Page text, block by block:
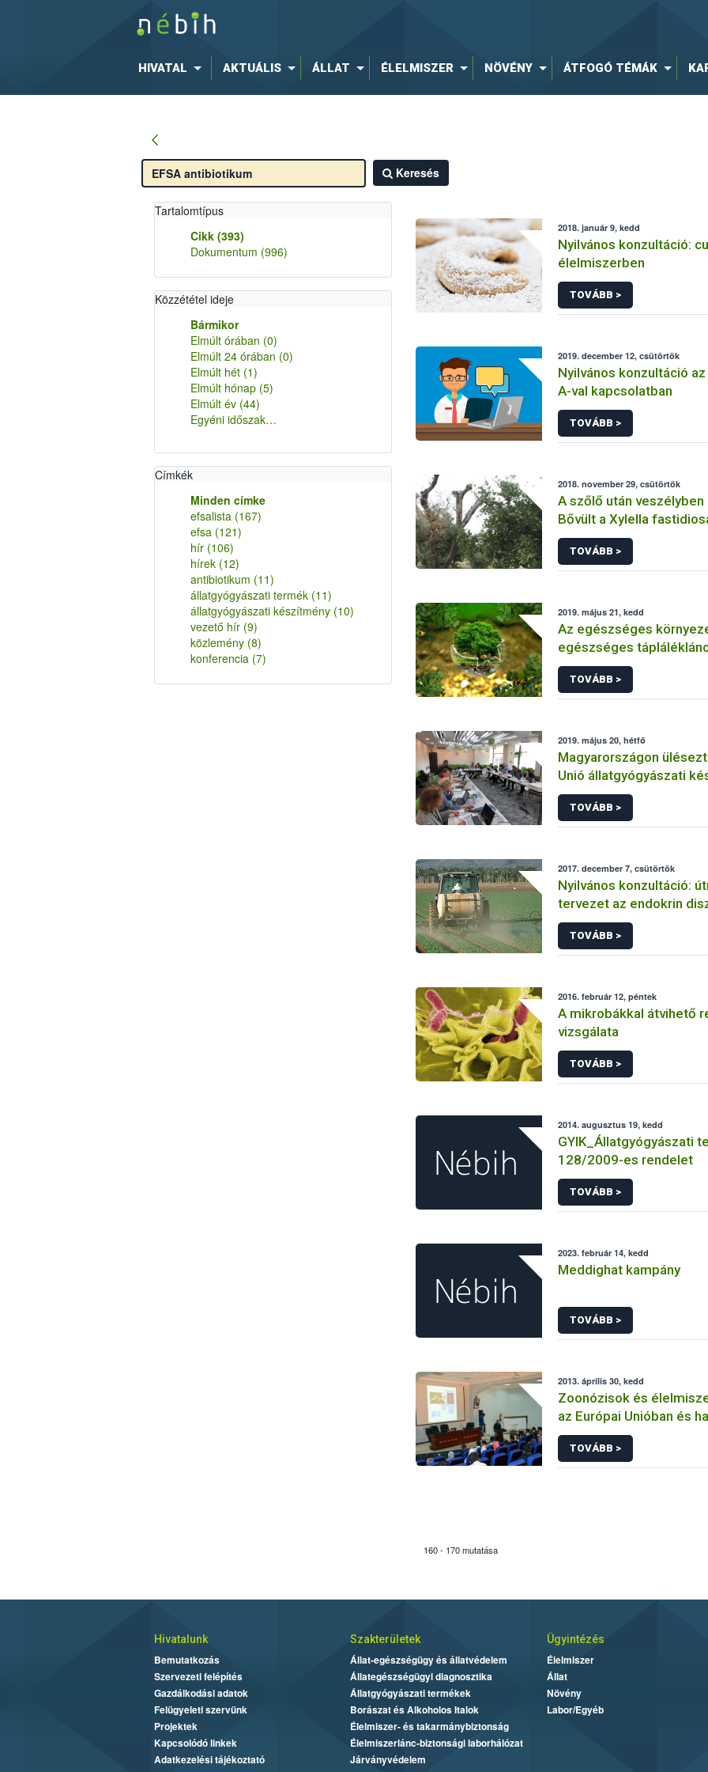
HIVATAL AKTUÁLIS ÁLLAT ÉLELMISZER NÖVÉNY ÁTFOGÓ TÉMÁK
Keresés
Tartalomtípus
Cikk (393)
Dokumentum (996)
Közzététel ideje
Bármikor
Elmúlt órában (0)
Elmúlt 24 órában (0)
Elmúlt hét (1)
Elmúlt hónap (5)
Elmúlt év (44)
Egyéni időszak…
Címkék
Minden címke
efsalista (167)
efsa (121)
hír (106)
hírek (12)
antibiotikum (11)
állatgyógyászati termék (11)
állatgyógyászati készítmény (10)
vezető hír (9)
közlemény (8)
konferencia (7)
2018. január 9, kedd
Nyilvános konzultáció:
élelmiszerben
TOVÁBB >
2019. december 12, csütörtök
Nyilvános konzultáció
A-val kapcsolatban
TOVÁBB >
2018. november 29, csütörtök
A szőlő után veszélyben
Bővült a Xylella
kockázatát hordozó
TOVÁBB >
2019. május 21, kedd
Az egészséges
egészséges
TOVÁBB >
2019. május 20, hétfő
Magyarországon
Unió állatgyógyászati
engedélyezésével
szakemberei
TOVÁBB >
2017. december 7, csütörtök
Nyilvános konzultáció:
tervezet az endokrin
azonosítására
TOVÁBB >
2016. február 12, péntek
A mikrobákkal átvihető
vizsgálata
TOVÁBB >
2014. augusztus 19, kedd
GYIK_Állatgyógyászati
128/2009-es rendelet
TOVÁBB >
2023. február 14, kedd
Meddighat kampány
TOVÁBB >
2013. április 30, kedd
Zoonózisok és
az Európai Unióban és
TOVÁBB >
160 - 170 mutatása
Hivatalunk
Bemutatkozás
Szervezeti felépítés
Gazdálkodási adatok
Felügyeleti szervünk
Projektek
Kapcsolódó linkek
Adatkezelési tájékoztató
Szakterületek
Állat-egészségügy és állatvédelem
Állategészségügyi diagnosztika
Állatgyógyászati termékek
Borászat és Alkoholos Italok
Élelmiszer- és takarmánybiztonság
Élelmiszerlánc-biztonsági laborhálózat
Járványvédelem
Ügyintézés
Élelmiszer
Állat
Növény
Labor/Egyéb